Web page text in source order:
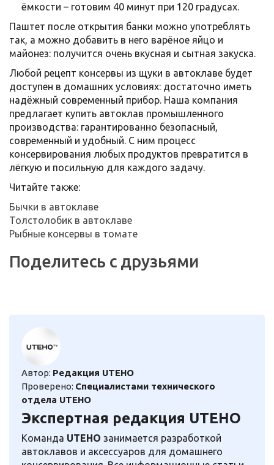
ёмкости – готовим 40 минут при 120 градусах.
Паштет после открытия банки можно употреблять
так, а можно добавить в него варёное яйцо и
майонез: получится очень вкусная и сытная закуска.
Любой рецепт консервы из щуки в автоклаве будет
доступен в домашних условиях: достаточно иметь
надёжный современный прибор. Наша компания
предлагает купить автоклав промышленного
производства: гарантированно безопасный,
современный и удобный. С ним процесс
консервирования любых продуктов превратится в
лёгкую и посильную для каждого задачу.
Читайте также:
Бычки в автоклаве
Толстолобик в автоклаве
Рыбные консервы в томате
Поделитесь с друзьями
Автор: Редакция UTEHO
Проверено: Специалистами технического
отдела UTEHO
Экспертная редакция UTEHO
Команда UTEHO занимается разработкой
автоклавов и аксессуаров для домашнего